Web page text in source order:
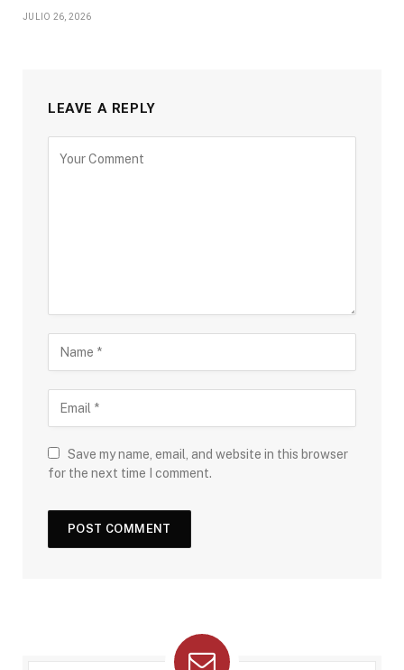
JULIO 26, 2026
LEAVE A REPLY
Save my name, email, and website in this browser
for the next time I comment.